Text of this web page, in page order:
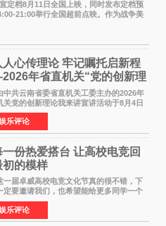
档8月11日全国上映，同时发布定档预
21:00举行全国超前点映。作为战争美
腾
人心传理论 牢记嘱托启新程
年省直机关“党的创新理
来讲”宣讲活动圆满落幕
云南省委省直机关工委主办的2026年
关党的创新理论我来讲宣讲活动于8月4日
昆明举办。活动以 "牢记嘱托 感恩奋进
南发展新局面 "为主题，坚持以新时代中国
会主义
乐评论
一份热爱搭台 让高校电竞回
初的模样
卓威高校电竞文化节真的很不错，下
定要邀请我们，也希望能给更多同学一个
场的机会。 2026卓威高校电竞文化节
下帷幕，在活动结束后，仍有不少高校电
责人和现
乐评论